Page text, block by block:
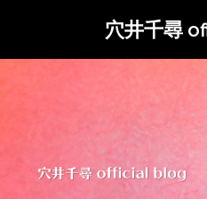
テ
穴井千尋